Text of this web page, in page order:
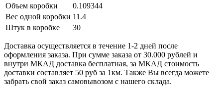
Объем коробки
0.109344
Вес одной коробки 11.4
Штук в коробке
30
Доставка осуществляется в течение 1-2 дней после
оформления заказа. При сумме заказа от 30.000 рублей и
внутри МКАД доставка бесплатная, за МКАД стоимость
доставки составляет 50 руб за 1км. Также Вы всегда можете
забрать свой заказ самовывозом с нашего склада.